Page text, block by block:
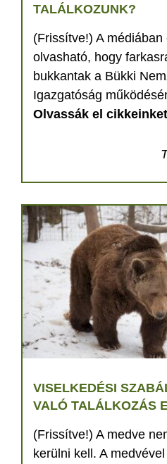
TALÁLKOZUNK?
(Frissítve!) A
olvasható, hogy
bukkantak a Bükki
Igazgatóság
Olvassák el
VISELKEDÉSI
VALÓ TALÁLKOZÁS
(Frissítve!) A medve
kerülni kell. A